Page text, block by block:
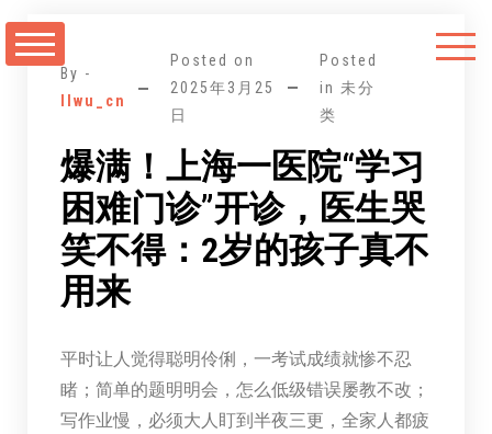
至
By -
llwu_cn
Posted on
2025年3月25
日
Posted
in 未分
类
爆满！上海一医院“学习
困难门诊”开诊，医生哭
笑不得：2岁的孩子真不
用来
平时让人觉得聪明伶俐，一考试成绩就惨不忍
睹；简单的题明明会，怎么低级错误屡教不改；
写作业慢，必须大人盯到半夜三更，全家人都疲